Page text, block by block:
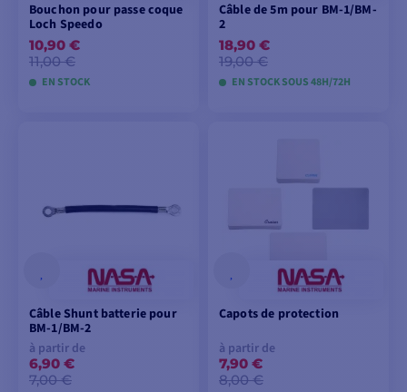
Bouchon pour passe coque
Loch Speedo
10,90 €
11,00 €
EN STOCK
Câble de 5m pour BM-1/BM-
2
18,90 €
19,00 €
EN STOCK SOUS 48H/72H
Câble Shunt batterie pour
BM-1/BM-2
à partir de
6,90 €
7,00 €
Capots de protection
à partir de
7,90 €
8,00 €